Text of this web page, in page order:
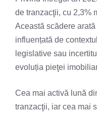
de tranzacţii, cu 2,3%
Această scădere
influențată de
legislative sau
evoluția pieţei
Cea mai activă lună
tranzacţii, iar cea mai